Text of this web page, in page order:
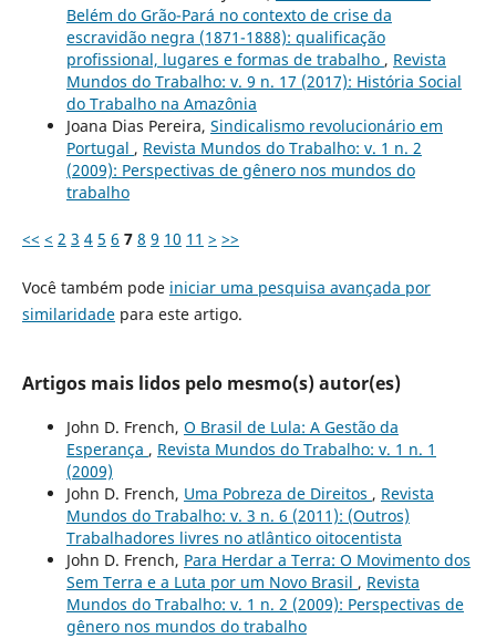
Belém do Grão-Pará no contexto de crise da
escravidão negra (1871-1888): qualificação
profissional, lugares e formas de trabalho , Revista
Mundos do Trabalho: v. 9 n. 17 (2017): História Social
do Trabalho na Amazônia
Joana Dias Pereira, Sindicalismo revolucionário em
Portugal , Revista Mundos do Trabalho: v. 1 n. 2
(2009): Perspectivas de gênero nos mundos do
trabalho
<< < 2 3 4 5 6 7 8 9 10 11 > >>
Você também pode iniciar uma pesquisa avançada por
similaridadepara este artigo.
Artigos mais lidos pelo mesmo(s) autor(es)
John D. French, O Brasil de Lula: A Gestão da
Esperança , Revista Mundos do Trabalho: v. 1 n. 1
(2009)
John D. French, Uma Pobreza de Direitos , Revista
Mundos do Trabalho: v. 3 n. 6 (2011): (Outros)
Trabalhadores livres no atlântico oitocentista
John D. French, Para Herdar a Terra: O Movimento dos
Sem Terra e a Luta por um Novo Brasil , Revista
Mundos do Trabalho: v. 1 n. 2 (2009): Perspectivas de
gênero nos mundos do trabalho